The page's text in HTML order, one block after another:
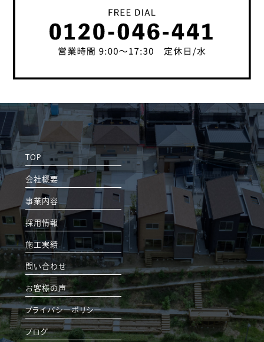
TOP
会社概要
事業内容
採用情報
施工実績
問い合わせ
お客様の声
プライバシーポリシー
ブログ